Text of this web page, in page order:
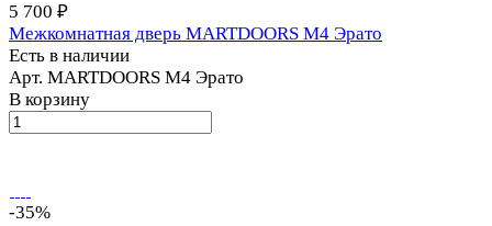
5 700 ₽
Межкомнатная дверь MARTDOORS M4 Эрато
Есть в наличии
Арт. MARTDOORS M4 Эрато
В корзину
-35%